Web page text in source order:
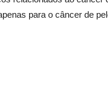
para o câncer de